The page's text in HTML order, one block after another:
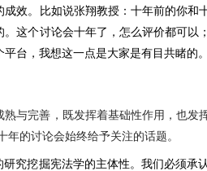
效。比如说张翔教授：十年前的你和
这个讨论会十年了，怎么评价都可以
台，我想这一点是大家是有目共睹的。
与完善，既发挥着基础性作用，也发
年的讨论会始终给予关注的话题。
究挖掘宪法学的主体性。我们必须承